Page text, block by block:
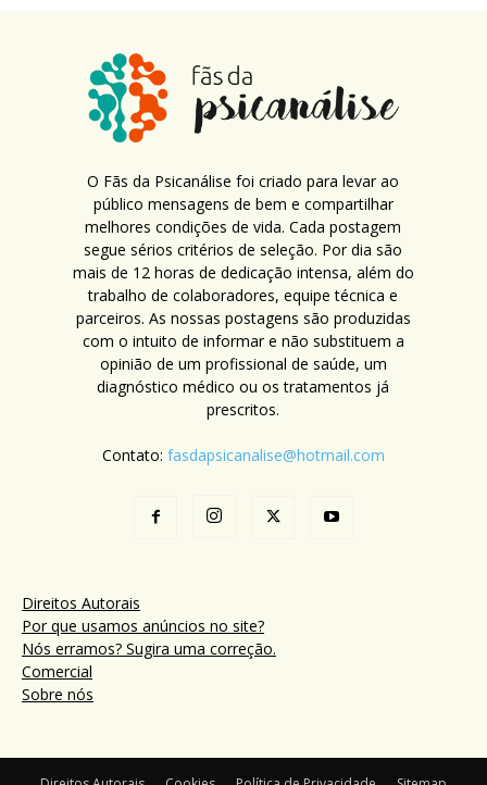
O Fãs da Psicanálise foi criado para levar ao
público mensagens de bem e compartilhar
melhores condições de vida. Cada postagem
segue sérios critérios de seleção. Por dia são
mais de 12 horas de dedicação intensa, além do
trabalho de colaboradores, equipe técnica e
parceiros. As nossas postagens são produzidas
com o intuito de informar e não substituem a
opinião de um profissional de saúde, um
diagnóstico médico ou os tratamentos já
prescritos.
Contato: fasdapsicanalise@hotmail.com
Direitos Autorais
Por que usamos anúncios no site?
Nós erramos? Sugira uma correção.
Comercial
Sobre nós